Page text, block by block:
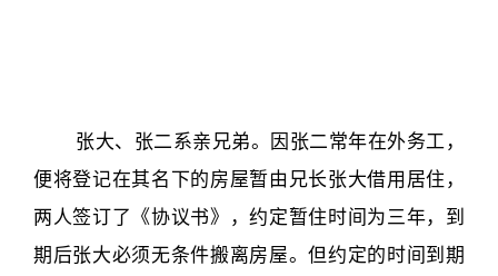
张大、张二系亲兄弟。因张二常年在外务工，
便将登记在其名下的房屋暂由兄长张大借用居住，
两人签订了《协议书》，约定暂住时间为三年，到
期后张大必须无条件搬离房屋。但约定的时间到期